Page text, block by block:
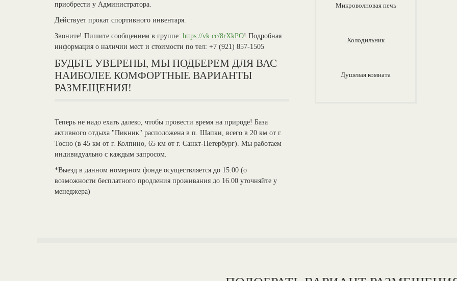
приобрести у Администратора.
Действует прокат спортивного инвентаря.
Звоните! Пишите сообщением в группе: https://vk.cc/8rXkPO! Подробная
информация о наличии мест и стоимости по тел: +7 (921) 857-1505
БУДЬТЕ УВЕРЕНЫ, МЫ ПОДБЕРЕМ ДЛЯ ВАС
НАИБОЛЕЕ КОМФОРТНЫЕ ВАРИАНТЫ
РАЗМЕЩЕНИЯ!
Теперь не надо ехать далеко, чтобы провести время на природе! База
активного отдыха "Пикник" расположена в п. Шапки, всего в 20 км от г.
Тосно (в 45 км от г. Колпино, 65 км от г. Санкт-Петербург). Мы работаем
индивидуально с каждым запросом.
*Выезд в данном номерном фонде осуществляется до 15.00 (о
возможности бесплатного продления проживания до 16.00 уточняйте у
менеджера)
Микроволновая печь
Хо­ло­диль­ни­к
Ду­шевая ком­на­та